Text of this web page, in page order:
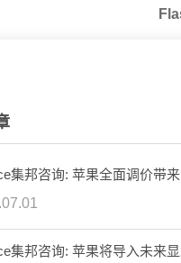
集邦咨询: 苹果全面调价带
集邦咨询: 苹果将导入未来